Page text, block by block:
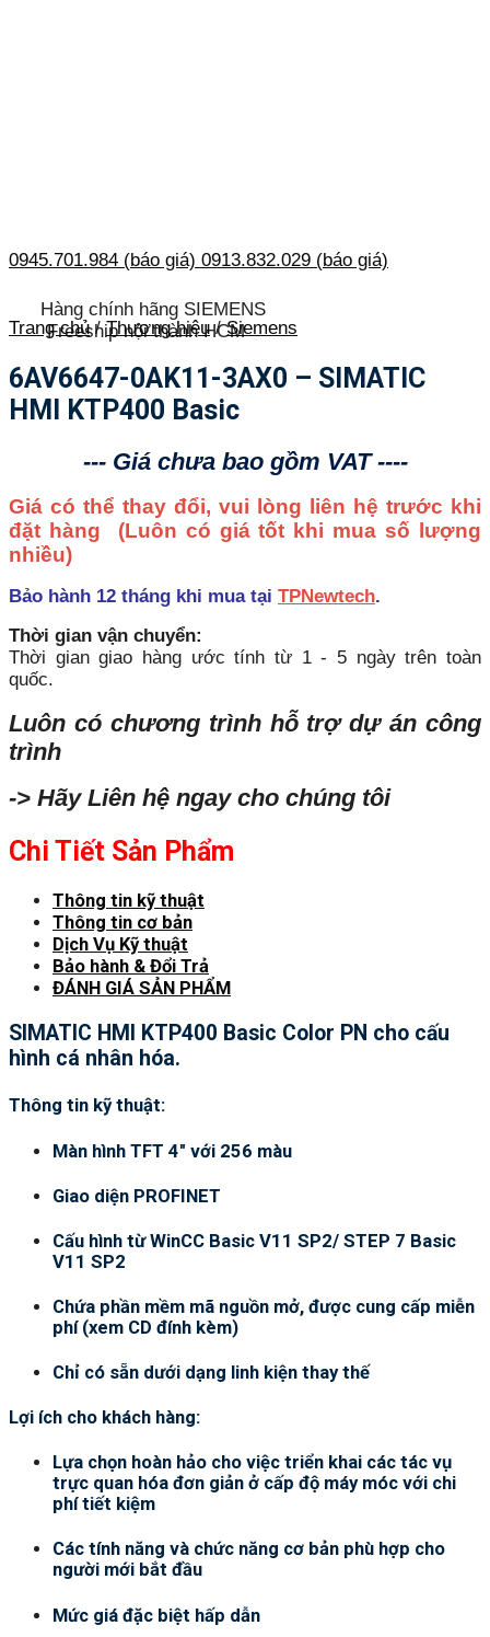
0945.701.984 (báo giá) 0913.832.029 (báo giá)
Hàng chính hãng SIEMENS
Freeship nội thành HCM
Trang chủ / Thương hiệu / Siemens
6AV6647-0AK11-3AX0 – SIMATIC
HMI KTP400 Basic
--- Giá chưa bao gồm VAT ----
Giá có thể thay đổi, vui lòng liên hệ trước khi
đặt hàng (Luôn có giá tốt khi mua số lượng
nhiều)
Bảo hành 12 tháng khi mua tại TPNewtech.
Thời gian vận chuyển:
Thời gian giao hàng ước tính từ 1 - 5 ngày trên toàn
quốc.
Luôn có chương trình hỗ trợ dự án công
trình
-> Hãy Liên hệ ngay cho chúng tôi
Chi Tiết Sản Phẩm
Thông tin kỹ thuật
Thông tin cơ bản
Dịch Vụ Kỹ thuật
Bảo hành & Đổi Trả
ĐÁNH GIÁ SẢN PHẨM
SIMATIC HMI KTP400 Basic Color PN cho cấu
hình cá nhân hóa.
Thông tin kỹ thuật:
Màn hình TFT 4″ với 256 màu
Giao diện PROFINET
Cấu hình từ WinCC Basic V11 SP2/ STEP 7 Basic
V11 SP2
Chứa phần mềm mã nguồn mở, được cung cấp miễn
phí (xem CD đính kèm)
Chỉ có sẵn dưới dạng linh kiện thay thế
Lợi ích cho khách hàng:
Lựa chọn hoàn hảo cho việc triển khai các tác vụ
trực quan hóa đơn giản ở cấp độ máy móc với chi
phí tiết kiệm
Các tính năng và chức năng cơ bản phù hợp cho
người mới bắt đầu
Mức giá đặc biệt hấp dẫn